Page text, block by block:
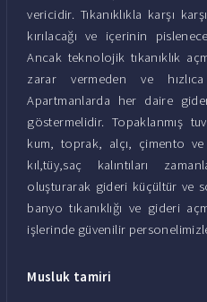
vericidir. Tıkanıklıkla karşı
kırılacağı ve içerinin
Ancak teknolojik tıkanıklık
zarar vermeden ve hızlıca
Apartmanlarda her daire
göstermelidir. Topaklanmış
kum, toprak, alçı, çimento
kıl,tüy,saç kalıntıları
oluşturarak gideri küçültür ve
banyo tıkanıklığı ve gideri
işlerinde güvenilir
Musluk tamiri